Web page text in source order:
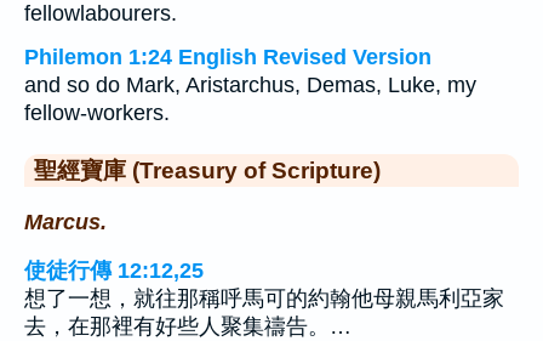
fellowlabourers.
Philemon 1:24 English Revised Version
and so do Mark, Aristarchus, Demas, Luke, my
fellow-workers.
聖經寶庫 (Treasury of Scripture)
Marcus.
使徒行傳 12:12,25
想了一想，就往那稱呼馬可的約翰他母親馬利亞家
去，在那裡有好些人聚集禱告。…